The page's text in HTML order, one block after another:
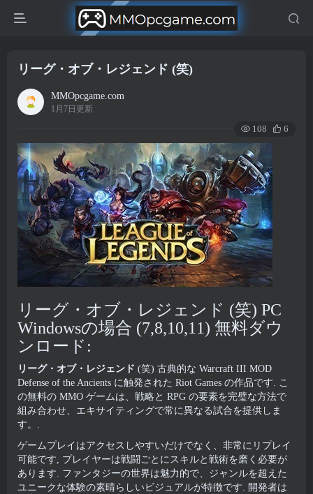
リーグ・オブ・レジェンド (笑)
MMOpcgame.com
1月7日更新
108 6
リーグ・オブ・レジェンド (笑) PC
Windowsの場合 (7,8,10,11) 無料ダウ
ンロード:
リーグ・オブ・レジェンド (笑) 古典的な Warcraft III MOD
Defense of the Ancients に触発された Riot Games の作品です. こ
の無料の MMO ゲームは、戦略と RPG の要素を完璧な方法で
組み合わせ、エキサイティングで常に異なる試合を提供しま
す。.
ゲームプレイはアクセスしやすいだけでなく、非常にリプレイ
可能です, プレイヤーは戦闘ごとにスキルと戦術を磨く必要が
あります. ファンタジーの世界は魅力的で、ジャンルを超えた
ユニークな体験の素晴ら​​しいビジュアルが特徴です. 開発者は